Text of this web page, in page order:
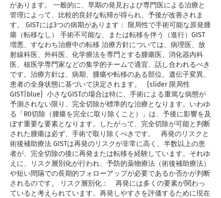
があります。 一般的に、早期の発見および専門医による治療と
管理によって、比較的良好な転帰が得られ、予後が改善されま
す。 GISTには3つの病期があります： 限局性で手術可能な原発腫
瘍（転移なし） 手術不可能な、または転移を伴う（進行）GIST
増悪、すなわち治療中の転移 治療方針については、病理医、放
射線科医、外科医、化学療法を専門とする腫瘍医、消化器内科
医、核医学専門家などの集学的チームで適宜、話し合われるべき
です。治療方針は、病期、腫瘍や転移のある部位、遺伝子変異、
患者の全身状態に基づいて決定されます。 {slider 限局性
GIST|blue} 小さなGISTの場合は特に、手術による重篤な病態が
予測されない限り、完全切除が標準的な治療となります。いわゆ
る「R0切除（腫瘍を完全に取り除くこと）」は、予後に影響を及
ぼす重要な要素となります。したがって、完全切除が可能と判断
された腫瘍は必ず、手術で取り除くべきです。 再発のリスクと
術後補助療法 GISTは再発のリスクが非常に高く、半数以上の患
者が、完全切除の後に再発または転移を経験しています。それゆ
えに、リスク層別化が行われ、予防的薬物療法（術後補助療法）
や短い間隔での長期的フォローアップが必要であるか否かが判断
されるのです。 リスク層別化： 再発には多くの要素が関わっ
ていると考えられています。再発しやすさを評価するために現在